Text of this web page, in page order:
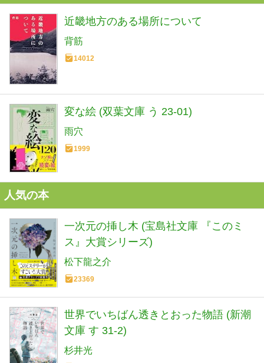
近畿地方のある場所について
背筋
14012
変な絵 (双葉文庫 う 23-01)
雨穴
1999
人気の本
一次元の挿し木 (宝島社文庫 『このミ
ス』大賞シリーズ)
松下龍之介
23369
世界でいちばん透きとおった物語 (新潮
文庫 す 31-2)
杉井光